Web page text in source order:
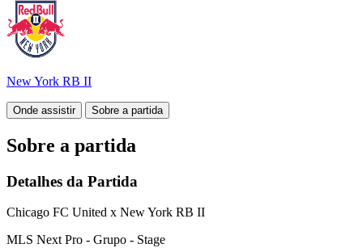
New York RB II
Onde assistir Sobre a partida
Sobre a partida
Detalhes da Partida
Chicago FC United x New York RB II
MLS Next Pro - Grupo - Stage